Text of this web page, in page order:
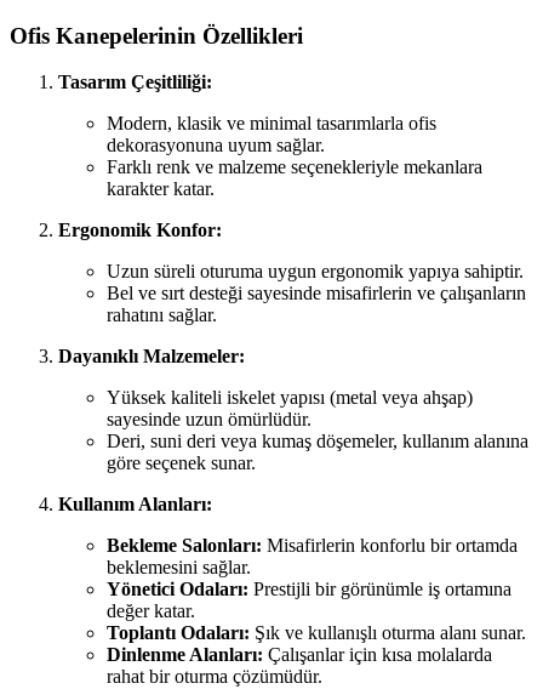
Ofis Kanepelerinin Özellikleri
Tasarım Çeşitliliği:
Modern, klasik ve minimal tasarımlarla ofis
dekorasyonuna uyum sağlar.
Farklı renk ve malzeme seçenekleriyle mekanlara
karakter katar.
Ergonomik Konfor:
Uzun süreli oturuma uygun ergonomik yapıya sahiptir.
Bel ve sırt desteği sayesinde misafirlerin ve çalışanların
rahatını sağlar.
Dayanıklı Malzemeler:
Yüksek kaliteli iskelet yapısı (metal veya ahşap)
sayesinde uzun ömürlüdür.
Deri, suni deri veya kumaş döşemeler, kullanım alanına
göre seçenek sunar.
Kullanım Alanları:
Bekleme Salonları: Misafirlerin konforlu bir ortamda
beklemesini sağlar.
Yönetici Odaları: Prestijli bir görünümle iş ortamına
değer katar.
Toplantı Odaları: Şık ve kullanışlı oturma alanı sunar.
Dinlenme Alanları: Çalışanlar için kısa molalarda
rahat bir oturma çözümüdür.